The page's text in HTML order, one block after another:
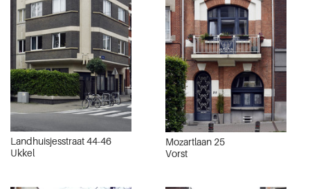
Landhuisjesstraat 44-46
Ukkel
Mozartlaan 25
Vorst